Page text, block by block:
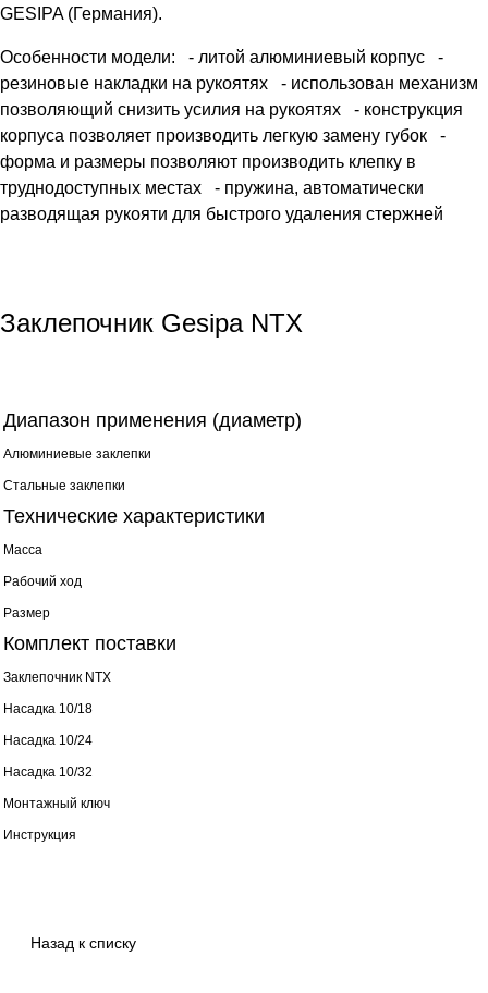
GESIPA (Германия).
Особенности модели: - литой алюминиевый корпус -
резиновые накладки на рукоятях - использован механизм
позволяющий снизить усилия на рукоятях - конструкция
корпуса позволяет производить легкую замену губок -
форма и размеры позволяют производить клепку в
труднодоступных местах - пружина, автоматически
разводящая рукояти для быстрого удаления стержней
Заклепочник Gesipa NTX
Диапазон применения (диаметр)
Алюминиевые заклепки
Стальные заклепки
Технические характеристики
Масса
Рабочий ход
Размер
Комплект поставки
Заклепочник NTX
Насадка 10/18
Насадка 10/24
Насадка 10/32
Монтажный ключ
Инструкция
Назад к списку